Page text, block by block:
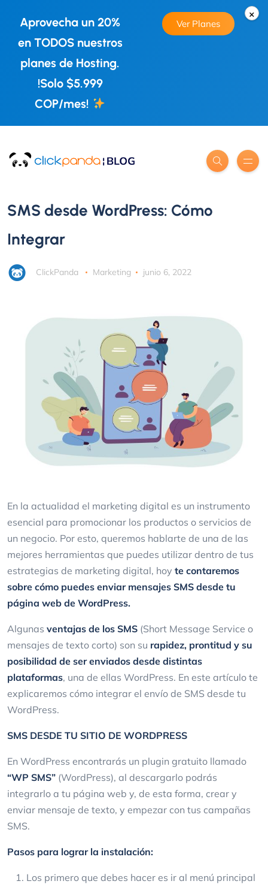
×
Aprovecha un 20%
en TODOS nuestros
planes de Hosting.
!Solo $5.999
COP/mes!
Ver Planes
SMS desde WordPress: Cómo
Integrar
ClickPanda Marketing junio 6, 2022
En la actualidad el marketing digital es un instrumento
esencial para promocionar los productos o servicios de
un negocio. Por esto, queremos hablarte de una de las
mejores herramientas que puedes utilizar dentro de tus
estrategias de marketing digital, hoy te contaremos
sobre cómo puedes enviar mensajes SMS desde tu
página web de WordPress.
Algunas ventajas de los SMS (Short Message Service o
mensajes de texto corto) son su rapidez, prontitud y su
posibilidad de ser enviados desde distintas
plataformas, una de ellas WordPress. En este artículo te
explicaremos cómo integrar el envío de SMS desde tu
WordPress.
SMS DESDE TU SITIO DE WORDPRESS
En WordPress encontrarás un plugin gratuito llamado
“WP SMS” (WordPress), al descargarlo podrás
integrarlo a tu página web y, de esta forma, crear y
enviar mensaje de texto, y empezar con tus campañas
SMS.
Pasos para lograr la instalación:
Los primero que debes hacer es ir al menú principal